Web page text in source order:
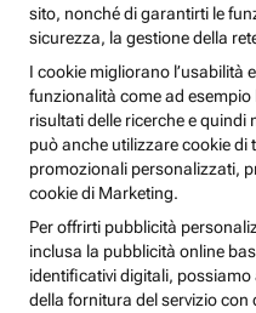
sito, nonché di garantirti le
sicurezza, la gestione della
I cookie migliorano l’usabilità
funzionalità come ad
risultati delle ricerche e
può anche utilizzare cookie di
promozionali personalizzati,
cookie di Marketing.
Per offrirti pubblicità
inclusa la pubblicità online
identificativi digitali, possiamo
della fornitura del servizio